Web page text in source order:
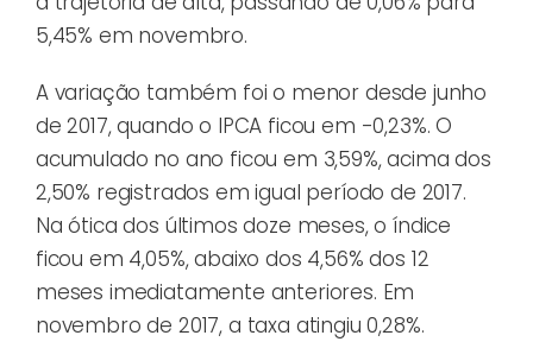
5,45% em novembro.
A variação também foi o menor desde junho
de 2017, quando o IPCA ficou em -0,23%. O
acumulado no ano ficou em 3,59%, acima dos
2,50% registrados em igual período de 2017.
Na ótica dos últimos doze meses, o índice
ficou em 4,05%, abaixo dos 4,56% dos 12
meses imediatamente anteriores. Em
novembro de 2017, a taxa atingiu 0,28%.